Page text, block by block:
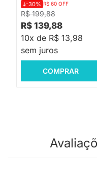
R$ 199,88
-30% R$ 60 OFF
R$ 139,88
10x de R$ 13,98
sem juros
COMPRAR